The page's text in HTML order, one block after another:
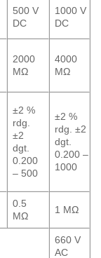
500 V
DC
1000 V
DC
2000
MΩ
4000
MΩ
±2 %
rdg.
±2
dgt.
0.200
– 500
±2 %
rdg. ±2
dgt.
0.200 –
1000
0.5
MΩ
1 MΩ
660 V
AC